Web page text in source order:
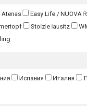
Atenas
Easy Life / NUOVA
Stolzle lausitz
Испания Италия